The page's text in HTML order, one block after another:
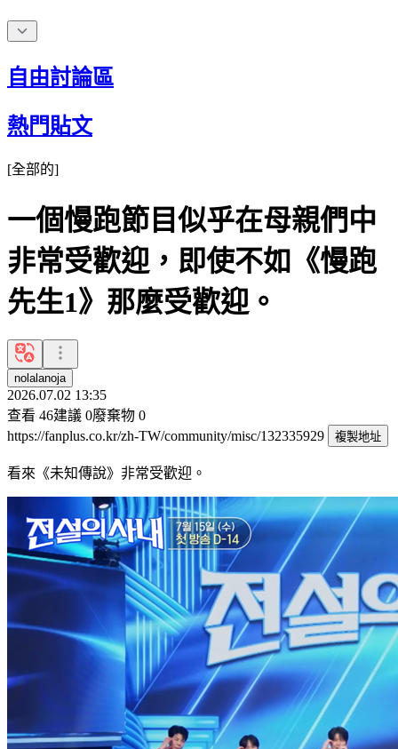
自由討論區
熱門貼文
[全部的]
一個慢跑節目似乎在母親們中
非常受歡迎，即使不如《慢跑
先生1》那麼受歡迎。
nolalanoja
2026.07.02 13:35
查看 46建議 0廢棄物 0
https://fanplus.co.kr/zh-TW/community/misc/132335929
複製地址
看來《未知傳說》非常受歡迎。